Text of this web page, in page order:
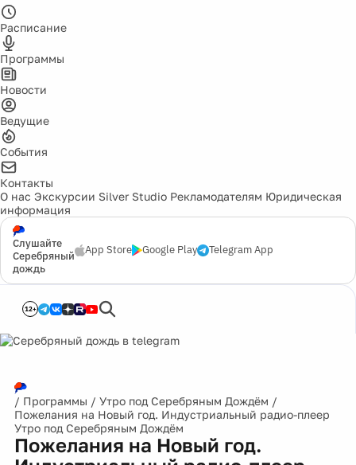
Расписание
Программы
Новости
Ведущие
События
Контакты
О нас Экскурсии Silver Studio Рекламодателям Юридическая
информация
Слушайте
Серебряный
дождь
App Store Google Play Telegram App
12+
/ Программы / Утро под Серебряным Дождём /
Пожелания на Новый год. Индустриальный радио-плеер
Утро под Серебряным Дождём
Пожелания на Новый год.